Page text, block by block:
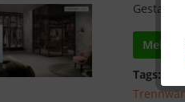
Mehr
Tags: